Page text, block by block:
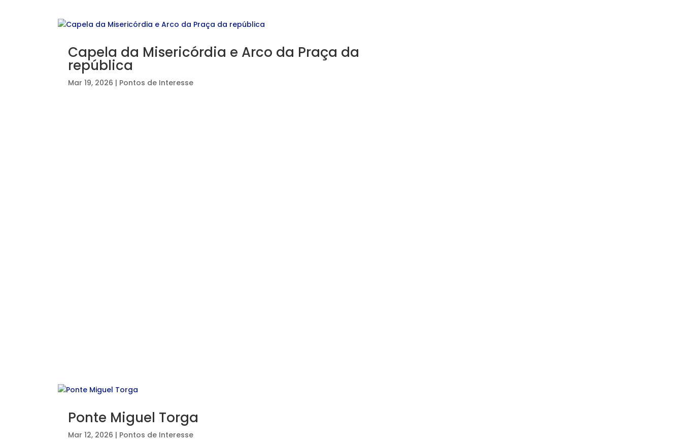
Capela da Misericórdia e Arco da Praça da
república
Mar 19, 2026 | Pontos de Interesse
Ponte Miguel Torga
Mar 12, 2026 | Pontos de Interesse